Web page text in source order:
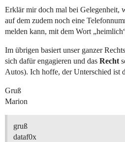
Erklär mir doch mal bei Gelegenheit,
auf dem zudem noch eine
melden kann, mit dem Wort
Im übrigen basiert unser ganzer
sich dafür engagieren und das Recht
Autos). Ich hoffe, der Unterschied ist
Gruß
Marion
gruß
dataf0x